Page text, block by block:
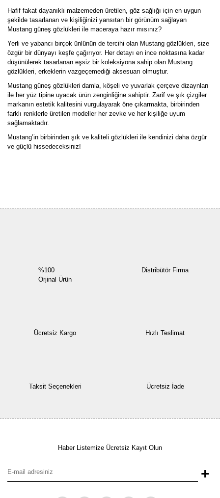
Hafif fakat dayanıklı malzemeden üretilen, göz sağlığı için en uygun
şekilde tasarlanan ve kişiliğinizi yansıtan bir görünüm sağlayan
Mustang güneş gözlükleri ile maceraya hazır mısınız?
Yerli ve yabancı birçok ünlünün de tercihi olan Mustang gözlükleri, size
özgür bir dünyayı keşfe çağırıyor. Her detayı en ince noktasına kadar
düşünülerek tasarlanan eşsiz bir koleksiyona sahip olan Mustang
gözlükleri, erkeklerin vazgeçemediği aksesuarı olmuştur.
Mustang güneş gözlükleri damla, köşeli ve yuvarlak çerçeve dizaynları
ile her yüz tipine uyacak ürün zenginliğine sahiptir. Zarif ve şık çizgiler
markanın estetik kalitesini vurgulayarak öne çıkarmakta, birbirinden
farklı renklerle üretilen modeller her zevke ve her kişiliğe uyum
sağlamaktadır.
Mustang’in birbirinden şık ve kaliteli gözlükleri ile kendinizi daha özgür
ve güçlü hissedeceksiniz!
%100
Orjinal Ürün
Distribütör Firma
Ücretsiz Kargo Hızlı Teslimat
Taksit Seçenekleri Ücretsiz İade
Haber Listemize Ücretsiz Kayıt Olun
+